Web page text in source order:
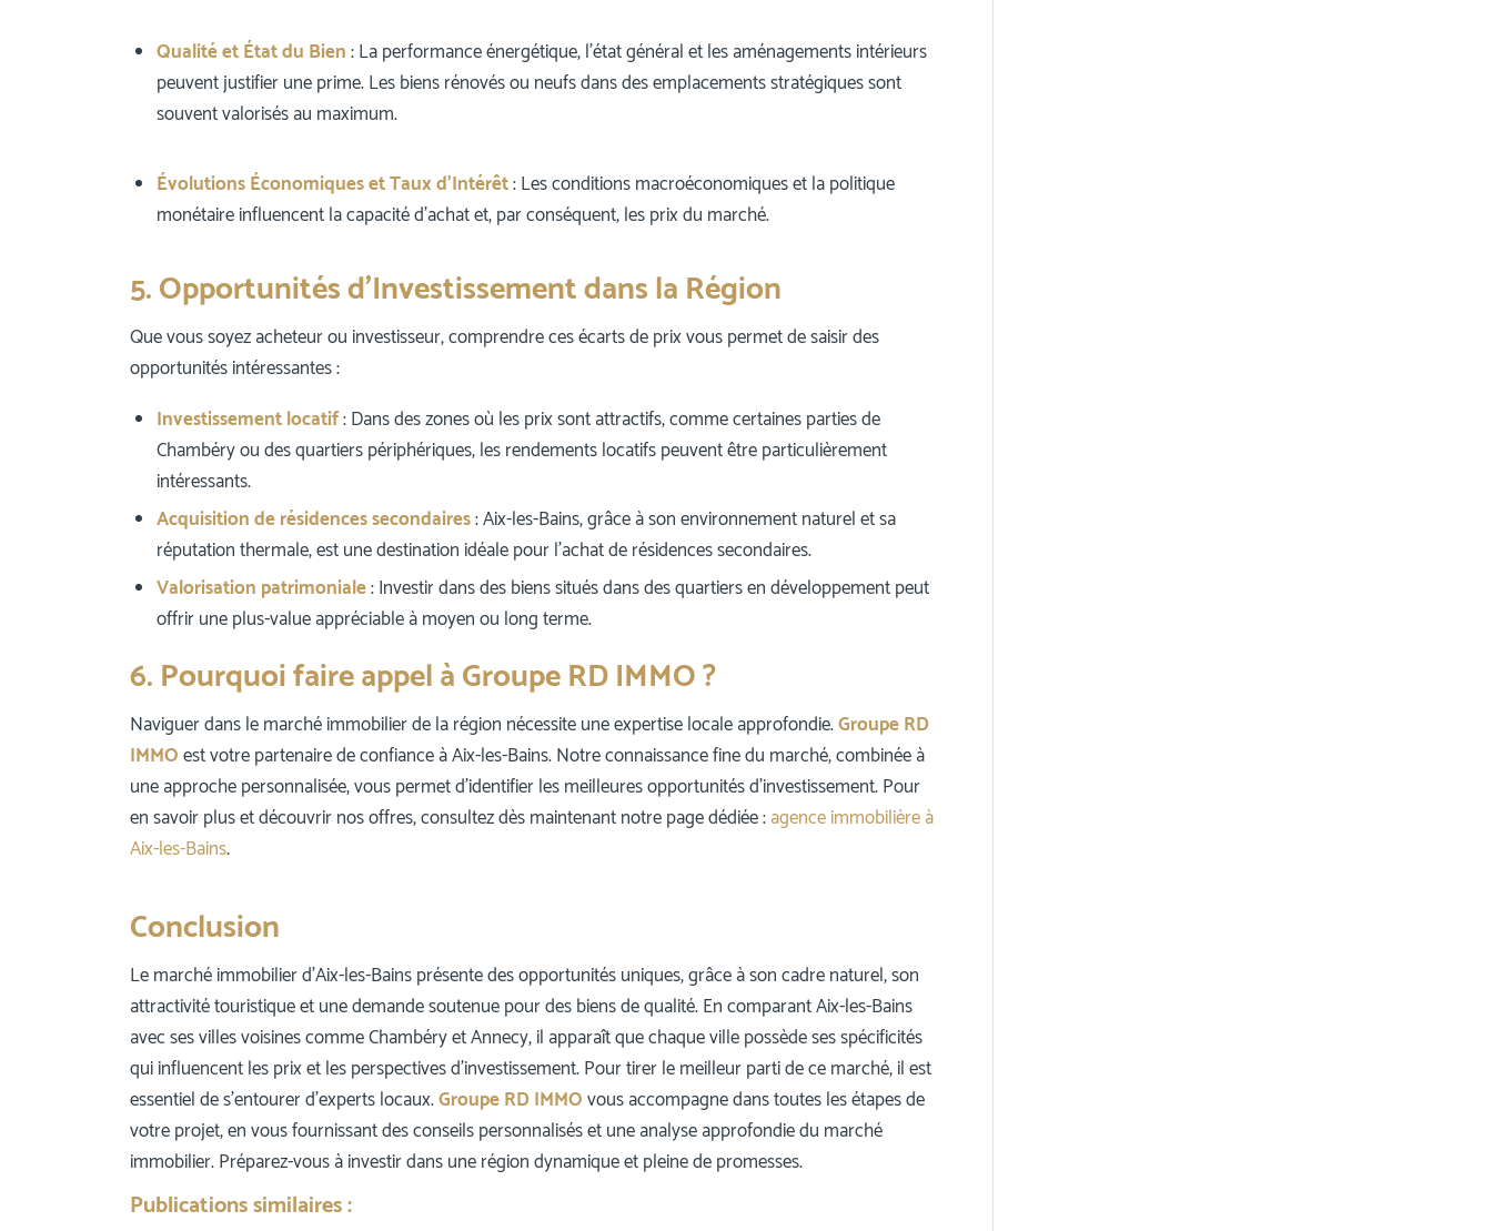
Qualité et État du Bien: La performance énergétique, l’état général et les aménagements intérieurs
peuvent justifier une prime. Les biens rénovés ou neufs dans des emplacements stratégiques sont
souvent valorisés au maximum.
Évolutions Économiques et Taux d’Intérêt: Les conditions macroéconomiques et la politique
monétaire influencent la capacité d’achat et, par conséquent, les prix du marché.
5. Opportunités d’Investissement dans la Région
Que vous soyez acheteur ou investisseur, comprendre ces écarts de prix vous permet de saisir des
opportunités intéressantes :
Investissement locatif: Dans des zones où les prix sont attractifs, comme certaines parties de
Chambéry ou des quartiers périphériques, les rendements locatifs peuvent être particulièrement
intéressants.
Acquisition de résidences secondaires: Aix-les-Bains, grâce à son environnement naturel et sa
réputation thermale, est une destination idéale pour l’achat de résidences secondaires.
Valorisation patrimoniale: Investir dans des biens situés dans des quartiers en développement peut
offrir une plus-value appréciable à moyen ou long terme.
6. Pourquoi faire appel à Groupe RD IMMO ?
Naviguer dans le marché immobilier de la région nécessite une expertise locale approfondie.Groupe RD
IMMOest votre partenaire de confiance à Aix-les-Bains. Notre connaissance fine du marché, combinée à
une approche personnalisée, vous permet d’identifier les meilleures opportunités d’investissement. Pour
en savoir plus et découvrir nos offres, consultez dès maintenant notre page dédiée :agence immobilière à
Aix-les-Bains.
Conclusion
Le marché immobilier d’Aix-les-Bains présente des opportunités uniques, grâce à son cadre naturel, son
attractivité touristique et une demande soutenue pour des biens de qualité. En comparant Aix-les-Bains
avec ses villes voisines comme Chambéry et Annecy, il apparaît que chaque ville possède ses spécificités
qui influencent les prix et les perspectives d’investissement. Pour tirer le meilleur parti de ce marché, il est
essentiel de s’entourer d’experts locaux.Groupe RD IMMOvous accompagne dans toutes les étapes de
votre projet, en vous fournissant des conseils personnalisés et une analyse approfondie du marché
immobilier. Préparez-vous à investir dans une région dynamique et pleine de promesses.
Publications similaires :